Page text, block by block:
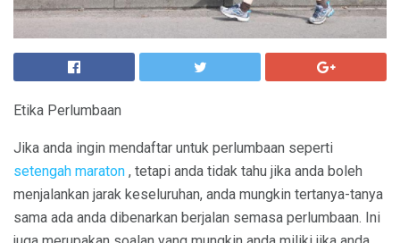
Etika Perlumbaan
Jika anda ingin mendaftar untuk perlumbaan seperti
setengah maraton , tetapi anda tidak tahu jika anda boleh
menjalankan jarak keseluruhan, anda mungkin tertanya-tanya
sama ada anda dibenarkan berjalan semasa perlumbaan. Ini